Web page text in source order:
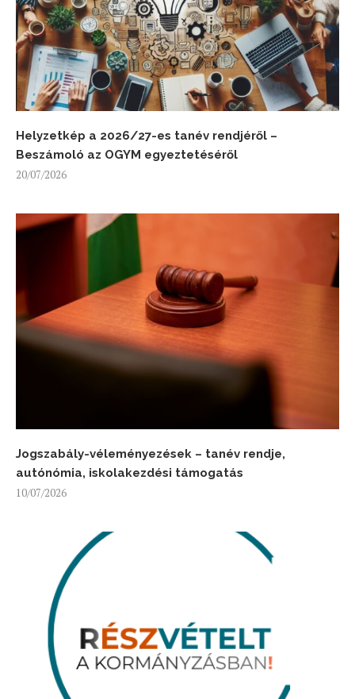
Helyzetkép a 2026/27-es tanév rendjéről –
Beszámoló az OGYM egyeztetéséről
20/07/2026
Jogszabály-véleményezések – tanév rendje,
autónómia, iskolakezdési támogatás
10/07/2026